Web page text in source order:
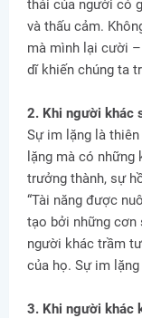
thái của người có
và thấu cảm.
mà mình lại cười
dĩ khiến chúng ta
2. Khi người khác
Sự im lặng là
lặng mà có
trưởng thành, sự
“Tài năng được
tạo bởi những cơn
người khác trầm
của họ. Sự im
3. Khi người khác